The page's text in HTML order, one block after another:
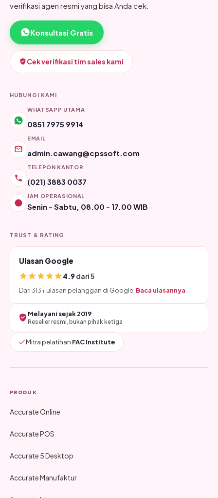
verifikasi agen resmi yang bisa Anda cek.
Konsultasi Gratis
Cek verifikasi tim sales kami
HUBUNGI KAMI
WHATSAPP UTAMA
0851 7975 9914
EMAIL
admin.cawang@cpssoft.com
TELEPON KANTOR
(021) 3883 0037
JAM OPERASIONAL
Senin - Sabtu, 08.00 - 17.00 WIB
TRUST & RATING
Ulasan Google
4.9dari 5
Dari 313+ ulasan pelanggan di Google. Baca ulasannya
Melayani sejak 2019
Reseller resmi, bukan pihak ketiga
Mitra pelatihan FAC Institute
PRODUK
Accurate Online
Accurate POS
Accurate 5 Desktop
Accurate Manufaktur